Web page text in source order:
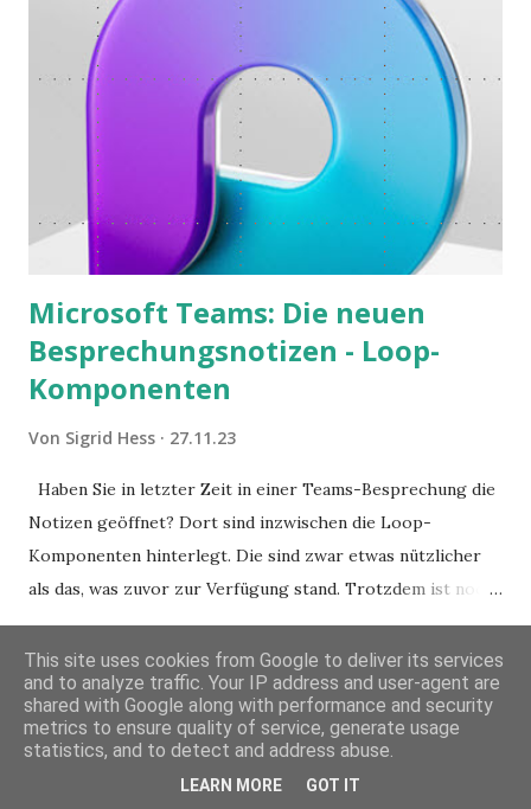
Microsoft Teams: Die neuen
Besprechungsnotizen - Loop-
Komponenten
Von Sigrid Hess 27.11.23
Haben Sie in letzter Zeit in einer Teams-Besprechung die
Notizen geöffnet? Dort sind inzwischen die Loop-
Komponenten hinterlegt. Die sind zwar etwas nützlicher
als das, was zuvor zur Verfügung stand. Trotzdem ist noch
Luft nach oben. Und es gibt sogar einige ernstzunehmende
Stolperfallen. Hier ein erster, kritischer Blick auf das was
Sie damit tun können. Und auch darauf, was Sie besser sein
lassen.
Does Scrum help with
This site uses cookies from Google to deliver its services
and to analyze traffic. Your IP address and user-agent are
shared with Google along with performance and security
metrics to ensure quality of service, generate usage
statistics, and to detect and address abuse.
LEARN MORE GOT IT